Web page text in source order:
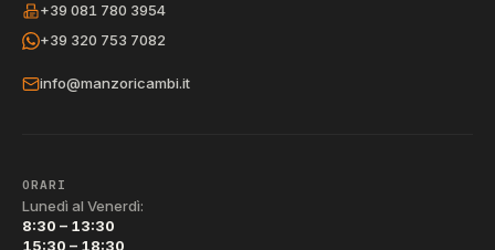
+39 081 780 3954
+39 320 753 7082
info@manzoricambi.it
ORARI
Lunedì al Venerdì:
8:30 – 13:30
15:30 – 18:30